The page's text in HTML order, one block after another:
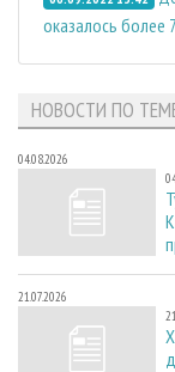
оказалось более
НОВОСТИ ПО
04.08.2026
21.07.2026